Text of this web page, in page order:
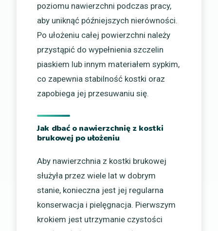
poziomu nawierzchni podczas pracy,
aby uniknąć późniejszych nierówności.
Po ułożeniu całej powierzchni należy
przystąpić do wypełnienia szczelin
piaskiem lub innym materiałem sypkim,
co zapewnia stabilność kostki oraz
zapobiega jej przesuwaniu się.
Jak dbać o nawierzchnię z kostki
brukowej po ułożeniu
Aby nawierzchnia z kostki brukowej
służyła przez wiele lat w dobrym
stanie, konieczna jest jej regularna
konserwacja i pielęgnacja. Pierwszym
krokiem jest utrzymanie czystości